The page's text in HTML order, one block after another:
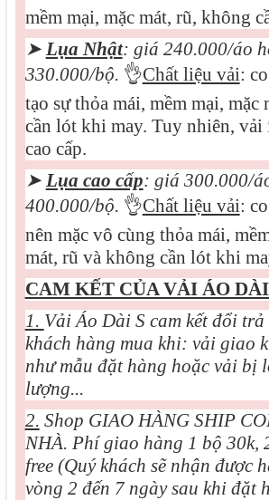
mềm mại, mặc mát, rũ, không
➤ Lụa Nhật: giá 240.000/áo
330.000/bộ. 👌Chất liệu vải:
tạo sự thỏa mái, mềm mại, mặc
cần lót khi may. Tuy nhiên,
cao cấp.
➤ Lụa cao cấp: giá 300.000/
400.000/bộ. 👌Chất liệu vải:
nên mặc vô cùng thỏa mái,
mát, rũ và không cần lót khi
CAM KẾT CỦA VẢI ÁO
1. Vải Áo Dài S cam kết đổi
khách hàng mua khi: vải giao
như mẫu đặt hàng hoặc vải bị
lượng...
2. Shop GIAO HÀNG SHIP
NHÀ. Phí giao hàng 1 bộ 30k,
free (Quý khách sẽ nhận được
vòng 2 đến 7 ngày sau khi đặt